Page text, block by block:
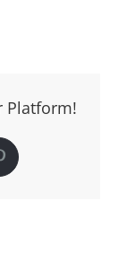
Platform!